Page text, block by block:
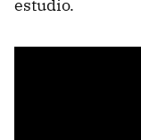
estudio.